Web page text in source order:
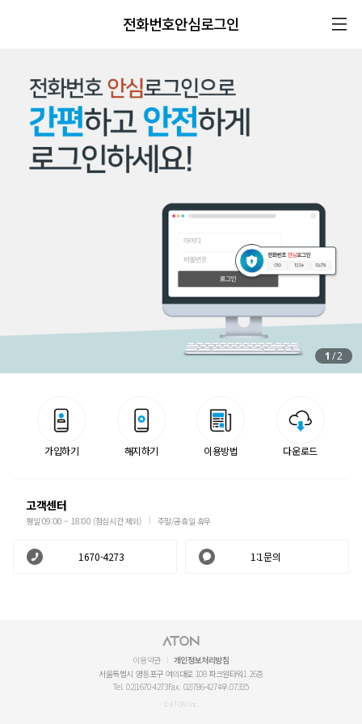
전화번호안심로그인
1 /2
가입하기 해지하기 이용방법 다운로드
고객센터
평일 09:00 ~ 18:00 (점심시간 제외) 주말/공휴일 휴무
1670-4273 1:1문의
이용약관
개인정보처리방침
서울특별시 영등포구 여의대로 108 파크원타워1 26층
Tel. 02)1670-4273Fax. 02)786-4274우.07335
© ATON Inc.